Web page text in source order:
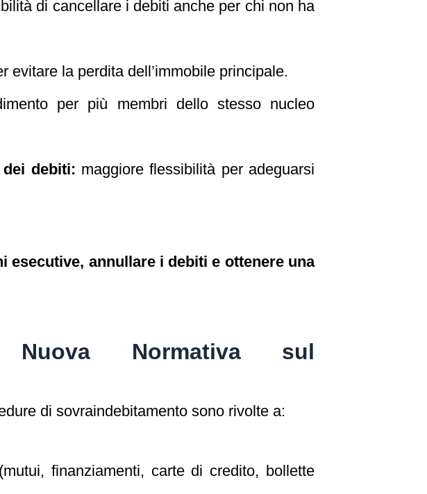
di cancellare i debiti anche per chi non ha
evitare la perdita dell’immobile principale.
per più membri dello stesso nucleo
debiti: maggiore flessibilità per adeguarsi
esecutive, annullare i debiti e ottenere una
Normativa sul
di sovraindebitamento sono rivolte a:
finanziamenti, carte di credito, bollette